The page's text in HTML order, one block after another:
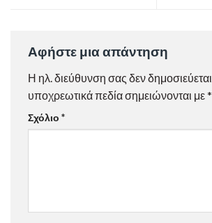
Αφήστε μια απάντηση
Η ηλ. διεύθυνση σας δεν δημοσιεύεται.
υποχρεωτικά πεδία σημειώνονται με*
Σχόλιο *